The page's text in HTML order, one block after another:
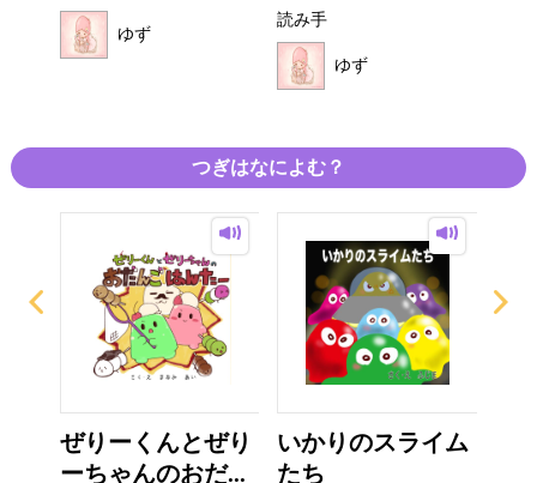
ゆず
読み手
ゆず
つぎはなによむ？
ぜりーくんとぜり
ーちゃんのおだ...
いかりのスライム
たち